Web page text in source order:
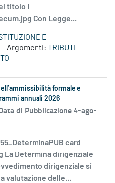
titolo I
Con Legge...
E
Argomenti: TRIBUTI
formale e
annuali 2026
di Pubblicazione 4-ago-
card
La Determina dirigenziale
dirigenziale si
valutazione delle...